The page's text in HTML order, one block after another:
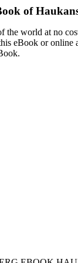
of
world at no
eBook or online